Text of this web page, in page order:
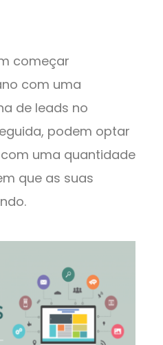
começar
com uma
de leads no
podem optar
uma quantidade
que as suas